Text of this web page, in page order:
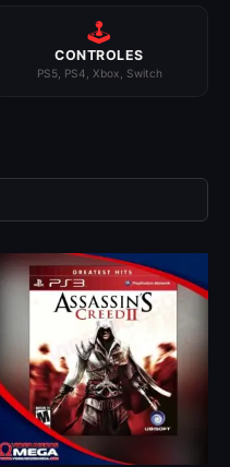
🕹️
CONTROLES
PS5, PS4, Xbox, Switch